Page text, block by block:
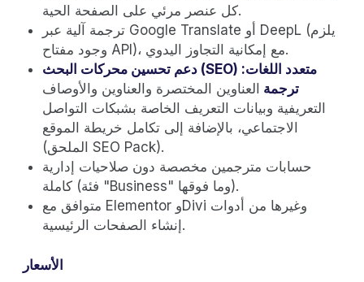
كل عنصر مرئي على الصفحة الحية.
ترجمة آلية عبر Google Translate أو DeepL (يلزم
وجود مفتاح API)، مع إمكانية التجاوز اليدوي.
دعم تحسين محركات البحث (SEO) متعدد اللغات:
ترجمة العناوين المختصرة والعناوين والأوصاف
التعريفية وبيانات التعريف الخاصة بشبكات التواصل
الاجتماعي، بالإضافة إلى تكامل خريطة الموقع
(الملحق SEO Pack).
حسابات مترجمين مخصصة دون صلاحيات إدارية
كاملة (فئة "Business" وما فوقها).
متوافق مع Elementor وDivi وغيرها من أدوات
إنشاء الصفحات الرئيسية.
الأسعار